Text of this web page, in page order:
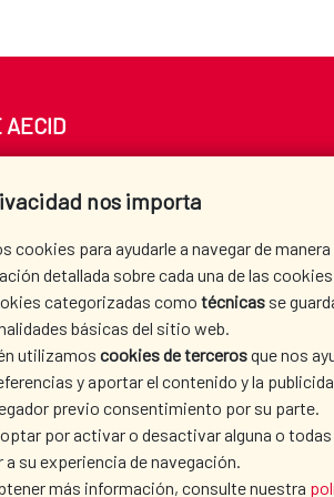
nos importa
cookies para ayudarle a navegar de
detallada sobre cada una de las
categorizadas como técnicas se
básicas del sitio web.
utilizamos cookies de tercerosque nos
y aportar el contenido y la
previo consentimiento por su parte.
por activar o desactivar alguna o
a su experiencia de navegación.
más información, consulte nuestra
AECID
900 20 30 54​​​​​​​
OF USE | DATA PROTECTION |